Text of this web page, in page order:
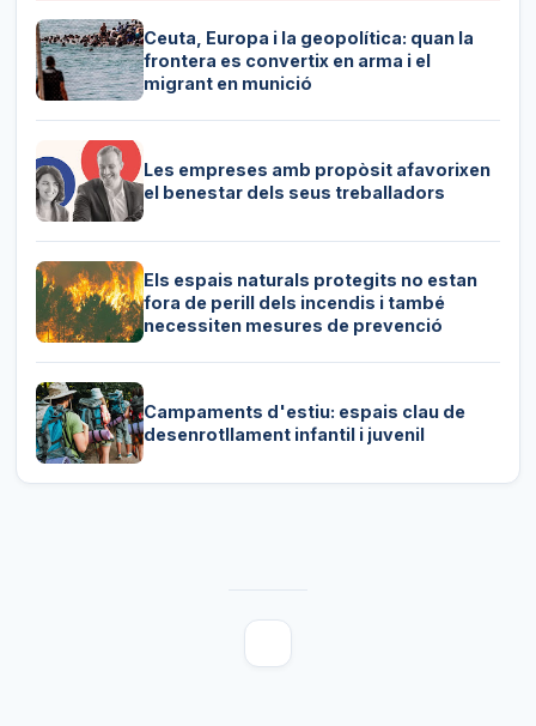
Ceuta, Europa i la geopolítica: quan la
frontera es convertix en arma i el
migrant en munició
Les empreses amb propòsit afavorixen
el benestar dels seus treballadors
Els espais naturals protegits no estan
fora de perill dels incendis i també
necessiten mesures de prevenció
Campaments d'estiu: espais clau de
desenrotllament infantil i juvenil